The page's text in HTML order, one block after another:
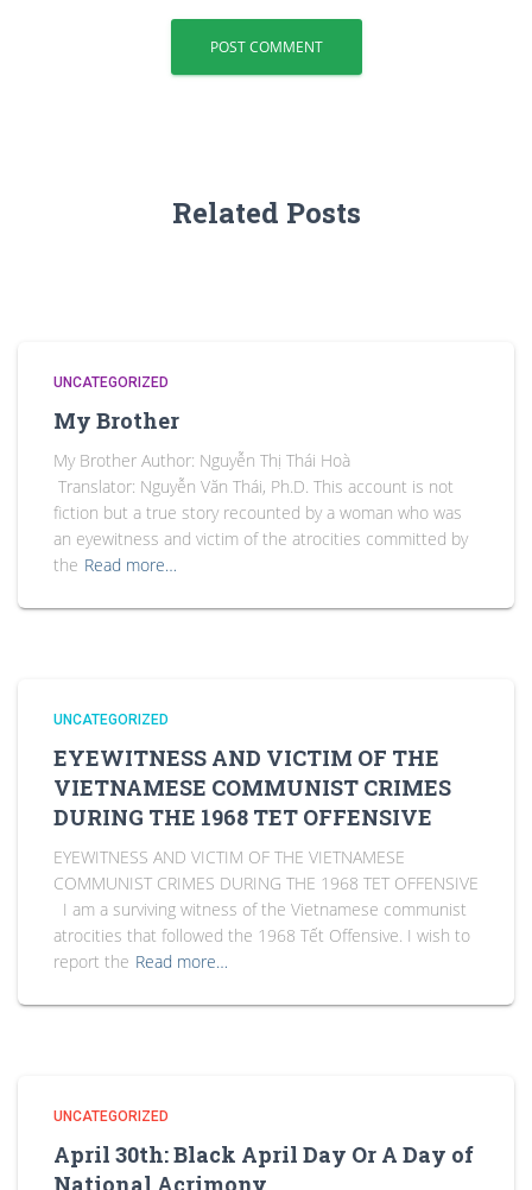
Related Posts
UNCATEGORIZED
My Brother
My Brother Author: Nguyễn Thị Thái Hoà
Translator: Nguyễn Văn Thái, Ph.D. This account is not
fiction but a true story recounted by a woman who was
an eyewitness and victim of the atrocities committed by
the Read more…
UNCATEGORIZED
EYEWITNESS AND VICTIM OF THE
VIETNAMESE COMMUNIST CRIMES
DURING THE 1968 TET OFFENSIVE
EYEWITNESS AND VICTIM OF THE VIETNAMESE
COMMUNIST CRIMES DURING THE 1968 TET OFFENSIVE
I am a surviving witness of the Vietnamese communist
atrocities that followed the 1968 Tết Offensive. I wish to
report the Read more…
UNCATEGORIZED
April 30th: Black April Day Or A Day of
National Acrimony